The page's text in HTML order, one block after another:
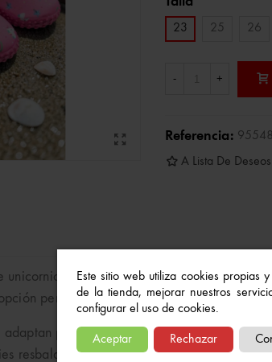
Este sitio web utiliza cookies propias
de la tienda, mejorar nuestros
configurar el uso de cookies.
Aceptar Rechazar
23 25 26
- +
Referencia: 95548
A Lista De Deseos
unicornio y arco iris son el complemento
perfecta para niñas, combinando estilo
perfectamente al pie del bebé sin
resbaladizas, evitando rozaduras y